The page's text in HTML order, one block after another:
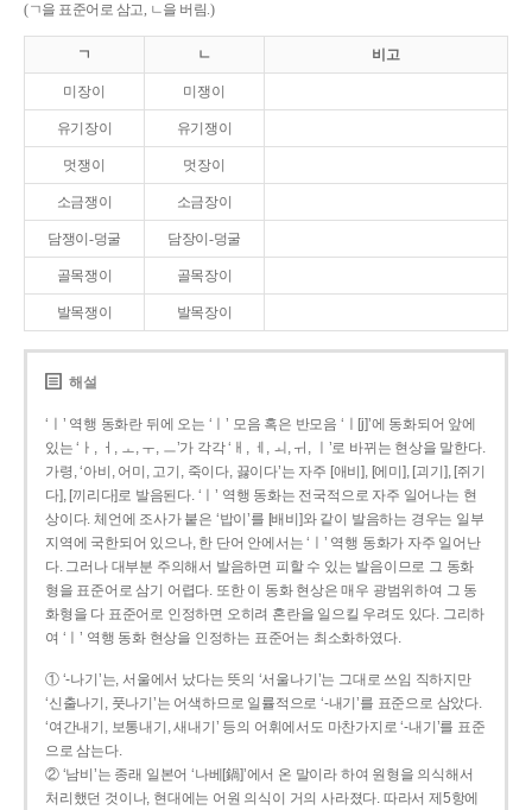
(ㄱ을 표준어로 삼고, ㄴ을 버림.)
ㄱ ㄴ 비고
미장이 미쟁이
유기장이 유기쟁이
멋쟁이 멋장이
소금쟁이 소금장이
담쟁이-덩굴 담장이-덩굴
골목쟁이 골목장이
발목쟁이 발목장이
해설
‘ㅣ’ 역행 동화란 뒤에 오는 ‘ㅣ’ 모음 혹은 반모음 ‘ㅣ[j]’에 동화되어 앞에
있는 ‘ㅏ, ㅓ, ㅗ, ㅜ, ㅡ’가 각각 ‘ㅐ, ㅔ, ㅚ, ㅟ, ㅣ’로 바뀌는 현상을 말한다.
가령, ‘아비, 어미, 고기, 죽이다, 끓이다’는 자주 [애비], [에미], [괴기], [쥐기
다], [끼리다]로 발음된다. ‘ㅣ’ 역행 동화는 전국적으로 자주 일어나는 현
상이다. 체언에 조사가 붙은 ‘밥이’를 [배비]와 같이 발음하는 경우는 일부
지역에 국한되어 있으나, 한 단어 안에서는 ‘ㅣ’ 역행 동화가 자주 일어난
다. 그러나 대부분 주의해서 발음하면 피할 수 있는 발음이므로 그 동화
형을 표준어로 삼기 어렵다. 또한 이 동화 현상은 매우 광범위하여 그 동
화형을 다 표준어로 인정하면 오히려 혼란을 일으킬 우려도 있다. 그리하
여 ‘ㅣ’ 역행 동화 현상을 인정하는 표준어는 최소화하였다.
① ‘-나기’는, 서울에서 났다는 뜻의 ‘서울나기’는 그대로 쓰임 직하지만
‘신출나기, 풋나기’는 어색하므로 일률적으로 ‘-내기’를 표준으로 삼았다.
‘여간내기, 보통내기, 새내기’ 등의 어휘에서도 마찬가지로 ‘-내기’를 표준
으로 삼는다.
② ‘남비’는 종래 일본어 ‘나베[鍋]’에서 온 말이라 하여 원형을 의식해서
처리했던 것이나, 현대에는 어원 의식이 거의 사라졌다. 따라서 제5항에